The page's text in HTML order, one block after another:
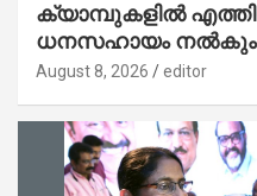
ക്യാമ്പുകളിൽ
ധനസഹായം നൽകും-
അനിൽകുമാർ
August 8, 2026 editor